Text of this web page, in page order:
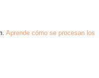
Aprende cómo se procesan los